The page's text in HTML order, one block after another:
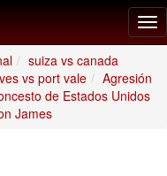
suiza vs canada
vs port vale
Agresión
de Estados Unidos
James